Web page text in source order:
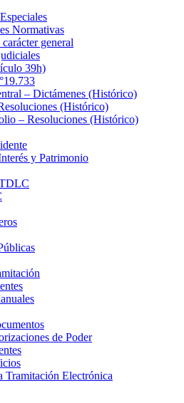
Normativas
general
39h)
– Dictámenes (Histórico)
(Histórico)
– Resoluciones (Histórico)
y Patrimonio
de Poder
Tramitación Electrónica